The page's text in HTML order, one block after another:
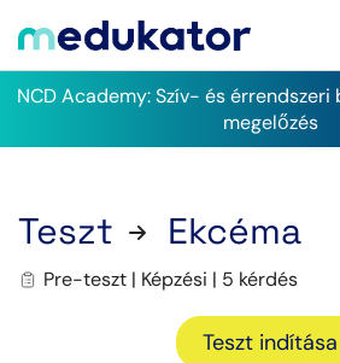
NCD Academy: Szív- és
megelőzés
Teszt Ekcéma
Pre-teszt | Képzési | 5 kérdés
Teszt indítása